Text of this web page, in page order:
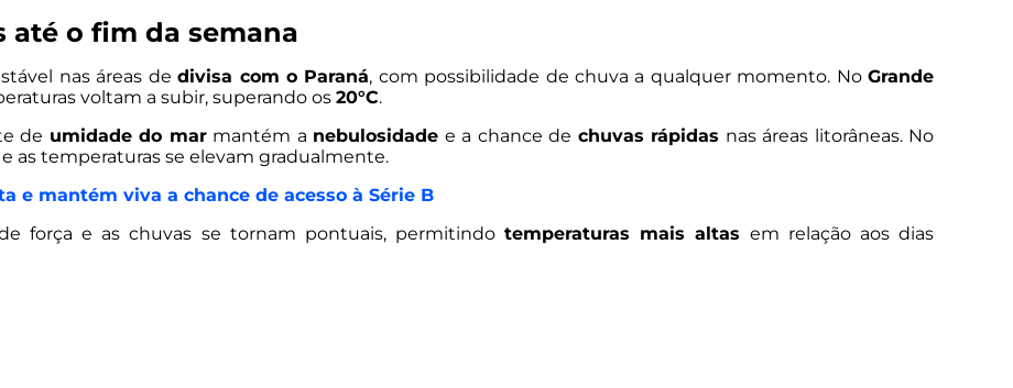
até o fim da semana
nas áreas dedivisa com o Paraná, com possibilidade de chuva a qualquer momento. NoGrande
voltam a subir, superando os 20°C.
de umidade do marmantém a nebulosidade e a chance de chuvas rápidas nas áreas litorâneas. No
as temperaturas se elevam gradualmente.
e mantém viva a chance de acesso à Série B
força e as chuvas se tornam pontuais, permitindotemperaturas mais altas em relação aos dias